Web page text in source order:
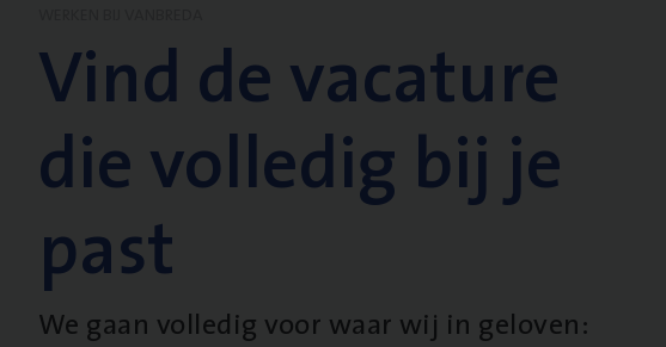
Vind de vacature
die volledig bij je
past
We gaan volledig voor waar wij in geloven: